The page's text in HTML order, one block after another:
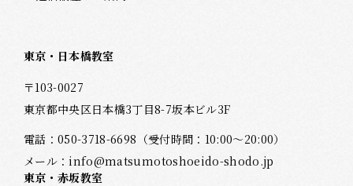
東京・日本橋教室
〒103-0027
東京都中央区日本橋3丁目8-7坂本ビル3F
電話：050-3718-6698 （受付時間：10:00～20:00）
メール： info@matsumotoshoeido-shodo.jp
東京・赤坂教室